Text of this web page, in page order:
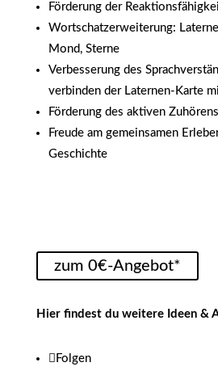
Förderung der
Wortschatzerweiterung:
Mond, Sterne
Verbesserung des
verbinden der Laternen-Karte
Förderung des aktiven Zuhörens
Freude am gemeinsamen
Geschichte
zum 0€-Angebot*
Hier findest du weitere Ideen &
Folgen